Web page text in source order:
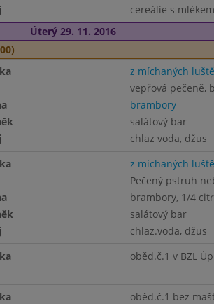
cereálie s
Úterý 29. 11. 2016
z míchaných
vepřová pečeně,
brambory
salátový bar
chlaz voda, džus
z míchaných
Pečený pstruh
brambory, 1/4
salátový bar
chlaz.voda, džus
oběd.č.1 v BZL
oběd.č.1 bez